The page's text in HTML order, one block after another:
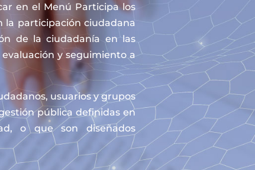
en el Menú Participa los
la participación ciudadana
de la ciudadanía en las
y seguimiento a
usuarios y grupos
pública definidas en
o que son diseñados